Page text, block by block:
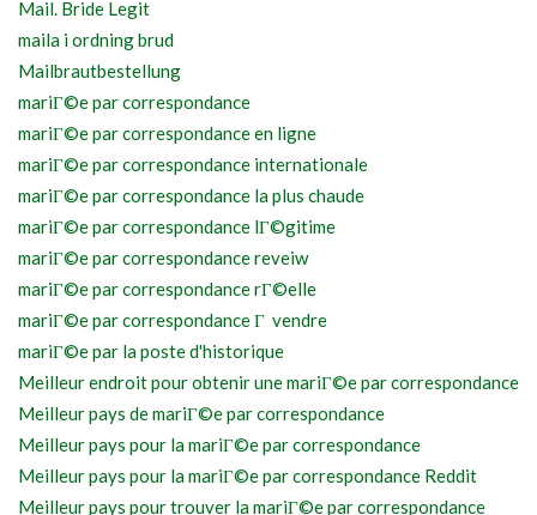
Mail. Bride Legit
maila i ordning brud
Mailbrautbestellung
mariГ©e par correspondance
mariГ©e par correspondance en ligne
mariГ©e par correspondance internationale
mariГ©e par correspondance la plus chaude
mariГ©e par correspondance lГ©gitime
mariГ©e par correspondance reveiw
mariГ©e par correspondance rГ©elle
mariГ©e par correspondance Г vendre
mariГ©e par la poste d'historique
Meilleur endroit pour obtenir une mariГ©e par correspondance
Meilleur pays de mariГ©e par correspondance
Meilleur pays pour la mariГ©e par correspondance
Meilleur pays pour la mariГ©e par correspondance Reddit
Meilleur pays pour trouver la mariГ©e par correspondance